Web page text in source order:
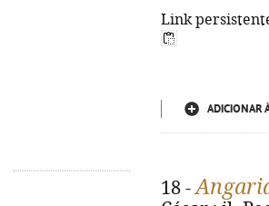
Link
ADICIONAR
18 -